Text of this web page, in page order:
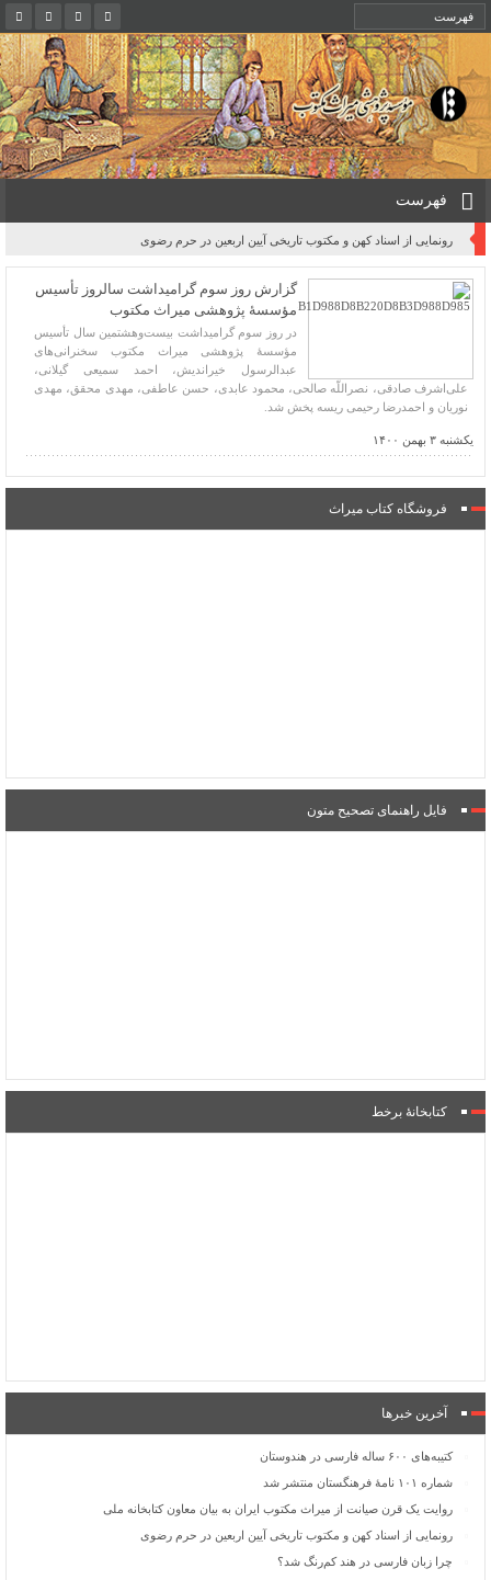
فهرست
رونمایی از اسناد کهن و مکتوب تاریخی آیین اربعین در حرم رضوی
گزارش روز سوم گرامیداشت سالروز تأسیس
مؤسسۀ پژوهشی میراث مکتوب
در روز سوم گرامیداشت بیست‌وهشتمین سال تأسیس
مؤسسۀ پژوهشی میراث مکتوب سخنرانی‌های
عبدالرسول خیراندیش، احمد سمیعی گیلانی،
علی‌اشرف صادقی، نصراللّه صالحی، محمود عابدی، حسن عاطفی، مهدی محقق، مهدی
نوریان و احمدرضا رحیمی ریسه پخش شد.
یکشنبه ۳ بهمن ۱۴۰۰
فروشگاه کتاب میراث
فایل راهنمای تصحیح متون
کتابخانۀ برخط
آخرین خبرها
کتیبه‌های ۶۰۰ ساله فارسی در هندوستان
شماره ۱۰۱ نامۀ فرهنگستان منتشر شد
روایت یک قرن صیانت از میراث مکتوب ایران به بیان معاون کتابخانه ملی
رونمایی از اسناد کهن و مکتوب تاریخی آیین اربعین در حرم رضوی
چرا زبان فارسی در هند کم‌رنگ شد؟